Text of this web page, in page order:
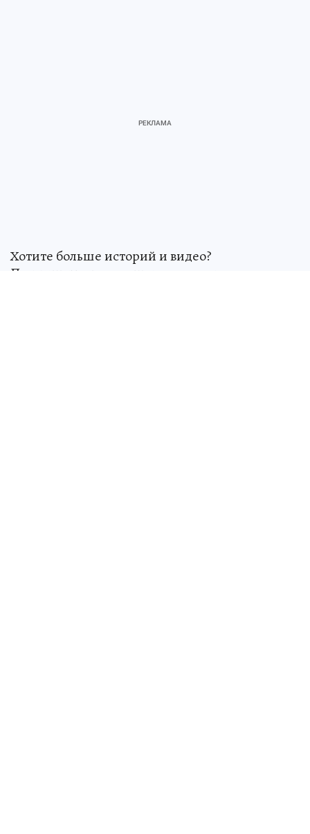
Хотите больше историй и видео?
Подпишитесь на наш